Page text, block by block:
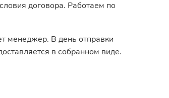
договора. Работаем по
менеджер. В день отправки
в собранном виде.